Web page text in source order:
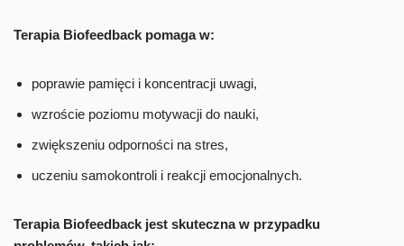
Terapia Biofeedback pomaga w:
poprawie pamięci i koncentracji uwagi,
wzroście poziomu motywacji do nauki,
zwiększeniu odporności na stres,
uczeniu samokontroli i reakcji emocjonalnych.
Terapia Biofeedback jest skuteczna w przypadku